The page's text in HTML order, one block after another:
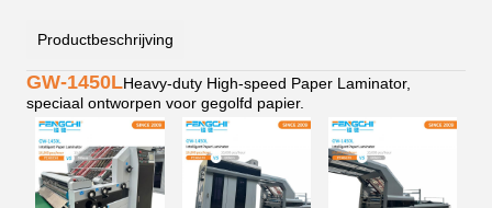
Productbeschrijving
GW-1450LHeavy-duty High-speed Paper Laminator,
speciaal ontworpen voor gegolfd papier.